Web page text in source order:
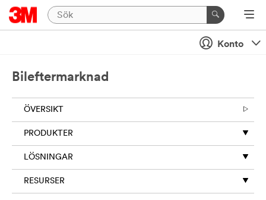
Konto
Bileftermarknad
ÖVERSIKT
PRODUKTER
LÖSNINGAR
RESURSER